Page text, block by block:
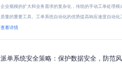
企业规模的扩大和业务需求的复杂化，传统的手动工单处理
质量的重要工具。工单系统自动化的优势提高响应速度自动
了...
查看详情
派单系统安全策略：保护数据安全，防范